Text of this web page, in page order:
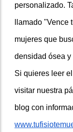
personalizado.
llamado
mujeres que
densidad ósea y
Si quieres leer
visitar nuestra
blog con